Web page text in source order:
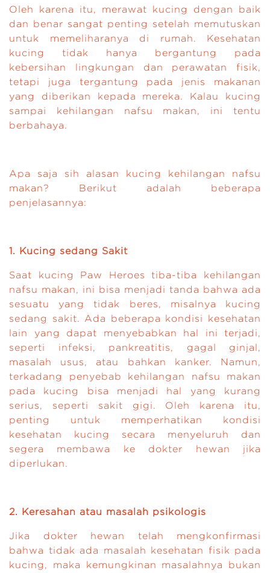
Oleh karena itu, merawat kucing dengan baik
dan benar sangat penting setelah memutuskan
untuk memeliharanya di rumah. Kesehatan
kucing tidak hanya bergantung pada
kebersihan lingkungan dan perawatan fisik,
tetapi juga tergantung pada jenis makanan
yang diberikan kepada mereka. Kalau kucing
sampai kehilangan nafsu makan, ini tentu
berbahaya.
Apa saja sih alasan kucing kehilangan nafsu
makan? Berikut adalah beberapa
penjelasannya:
1. Kucing sedang Sakit
Saat kucing Paw Heroes tiba-tiba kehilangan
nafsu makan, ini bisa menjadi tanda bahwa ada
sesuatu yang tidak beres, misalnya kucing
sedang sakit. Ada beberapa kondisi kesehatan
lain yang dapat menyebabkan hal ini terjadi,
seperti infeksi, pankreatitis, gagal ginjal,
masalah usus, atau bahkan kanker. Namun,
terkadang penyebab kehilangan nafsu makan
pada kucing bisa menjadi hal yang kurang
serius, seperti sakit gigi. Oleh karena itu,
penting untuk memperhatikan kondisi
kesehatan kucing secara menyeluruh dan
segera membawa ke dokter hewan jika
diperlukan.
2. Keresahan atau masalah psikologis
Jika dokter hewan telah mengkonfirmasi
bahwa tidak ada masalah kesehatan fisik pada
kucing, maka kemungkinan masalahnya bukan